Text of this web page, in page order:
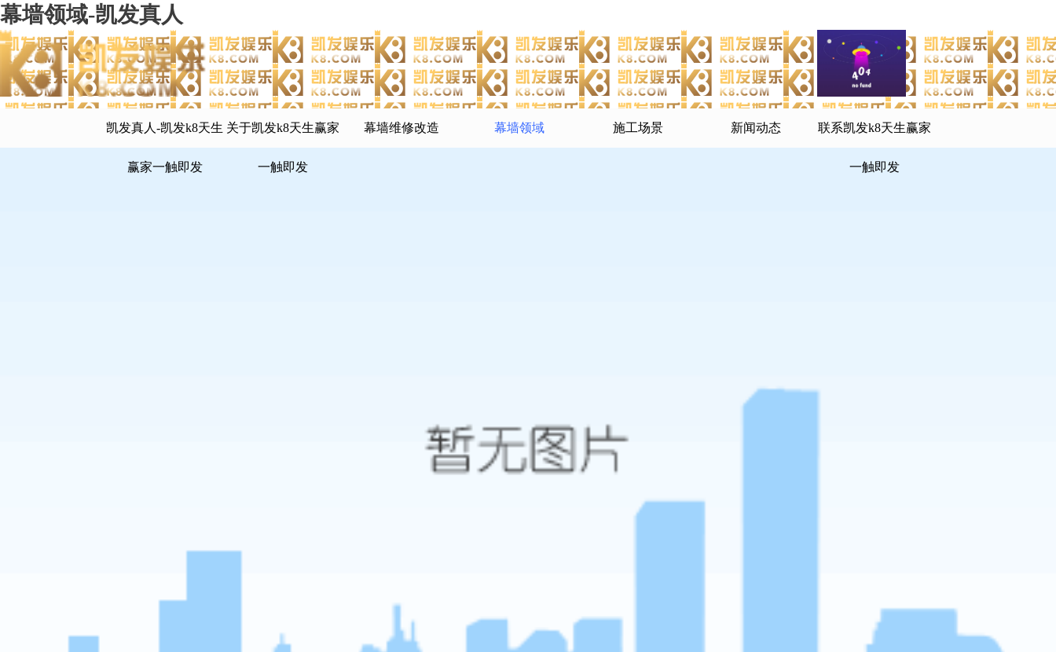
幕墙领域-凯发真人
凯发真人-凯发k8天生
赢家一触即发
关于凯发k8天生赢家
一触即发
幕墙维修改造 幕墙领域 施工场景 新闻动态 联系凯发k8天生赢家
一触即发